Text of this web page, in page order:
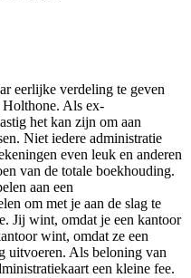
eerlijke verdeling te geven
Holthone. Als ex-
het kan zijn om aan
Niet iedere administratie
even leuk en anderen
van de totale boekhouding.
aan een
om met je aan de slag te
Jij wint, omdat je een kantoor
wint, omdat ze een
uitvoeren. Als beloning van
een kleine fee.